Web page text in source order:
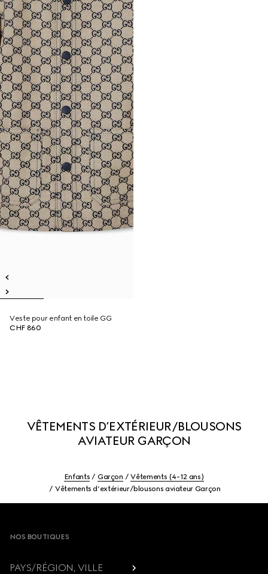
Veste pour enfant en toile GG
CHF 860
VÊTEMENTS D’EXTÉRIEUR/BLOUSONS
AVIATEUR GARÇON
Enfants Garçon
Vêtements (4-12 ans)
Vêtements d’extérieur/blousons aviateur Garçon
NOS BOUTIQUES
PAYS/RÉGION, VILLE